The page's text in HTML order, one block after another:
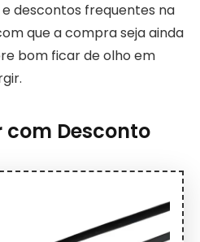
descontos frequentes na
que a compra seja ainda
bom ficar de olho em
Desconto